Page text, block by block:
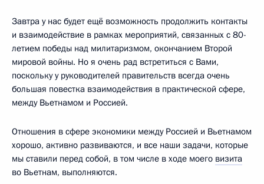
Завтра у нас будет ещё возможность продолжить контакты
и взаимодействие в рамках мероприятий, связанных с 80-
летием победы над милитаризмом, окончанием Второй
мировой войны. Но я очень рад встретиться с Вами,
поскольку у руководителей правительств всегда очень
большая повестка взаимодействия в практической сфере,
между Вьетнамом и Россией.
Отношения в сфере экономики между Россией и Вьетнамом
хорошо, активно развиваются, и все наши задачи, которые
мы ставили перед собой, в том числе в ходе моего визита
во Вьетнам, выполняются.